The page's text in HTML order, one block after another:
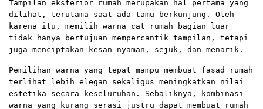
Tampilan eksterior rumah merupakan hal pertama yang
dilihat, terutama saat ada tamu berkunjung. Oleh
karena itu, memilih warna cat rumah bagian luar
tidak hanya bertujuan mempercantik tampilan, tetapi
juga menciptakan kesan nyaman, sejuk, dan menarik.
Pemilihan warna yang tepat mampu membuat fasad rumah
terlihat lebih elegan sekaligus meningkatkan nilai
estetika secara keseluruhan. Sebaliknya, kombinasi
warna yang kurang serasi justru dapat membuat rumah